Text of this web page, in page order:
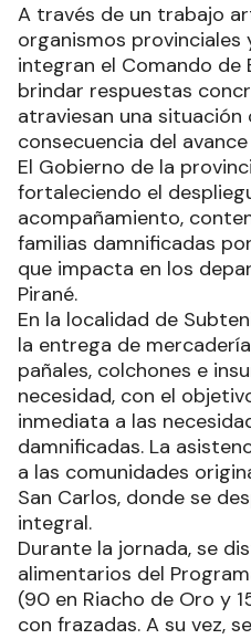
A través de un trabajo
organismos provinciales
integran el Comando de
brindar respuestas
atraviesan una
consecuencia del
El Gobierno de la
fortaleciendo el
acompañamiento,
familias damnificadas
que impacta en los
Pirané.
En la localidad de
la entrega de
pañales, colchones e
necesidad, con el
inmediata a las
damnificadas. La
a las comunidades
San Carlos, donde se
integral.
Durante la jornada, se
alimentarios del
(90 en Riacho de Oro y
con frazadas. A su vez,